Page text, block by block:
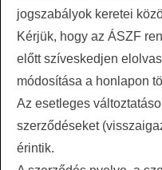
jogszabályok keretei
Kérjük, hogy az ÁSZF
előtt szíveskedjen
módosítása a honlapon
Az esetleges
szerződéseket
érintik.